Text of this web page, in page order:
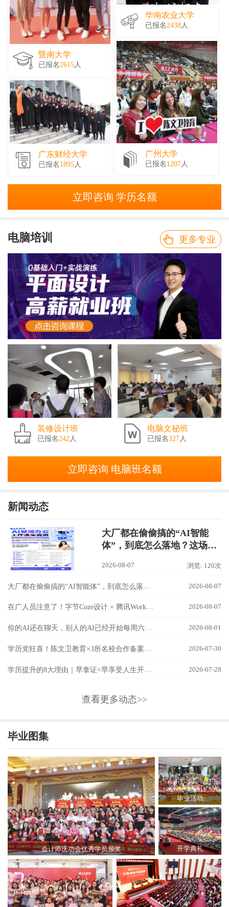
暨南大学
已报名2615人
广东财经大学
已报名 1895人
华南农业大学
已报名2438人
广州大学
已报名 1207人
立即咨询 学历名额
电脑培训 更多专业
装修设计班
已报名 242 人
电脑文秘班
已报名327 人
立即咨询 电脑班名额
新闻动态
大厂都在偷偷搞的“AI智能
体”，到底怎么落地？这场
班】讲透了！
2026-08-07 浏览: 120次
2026-08-07
在广人员注意了！字节Coze设计 × 腾讯WorkBuddy联手，国内最强AI双雄组合，8月9日隆基校区实战开讲！ 2026-08-07
你的AI还在聊天，别人的AI已经开始每周六自己加班了！ 2026-08-01
学历党狂喜！陈文卫教育×3所名校合作备案成功！ 2026-07-30
2026-07-28
查看更多动态>>
毕业图集
会计师庆功会优秀学员颁奖
毕业活动
开学典礼